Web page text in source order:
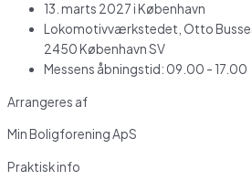
13. marts 2027 i København
Lokomotivværkstedet, Otto
2450 København SV
Messens åbningstid: 09.00 - 17.00
Arrangeres af
Min Boligforening ApS
Praktisk info